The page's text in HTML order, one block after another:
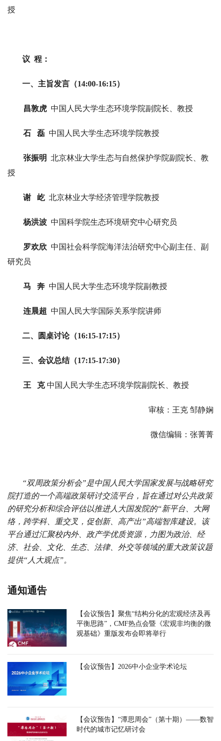
授
议 程：
一、主旨发言（14:00-16:15）
昌敦虎 中国人民大学生态环境学院副院长、教授
石 磊 中国人民大学生态环境学院教授
张振明 北京林业大学生态与自然保护学院副院长、教
授
谢 屹北京林业大学经济管理学院教授
杨洪波 中国科学院生态环境研究中心研究员
罗欢欣 中国社会科学院海洋法治研究中心副主任、副
研究员
马 奔 中国人民大学生态环境学院副教授
连晨超 中国人民大学国际关系学院讲师
二、圆桌讨论（16:15-17:15）
三、会议总结（17:15-17:30）
王 克中国人民大学生态环境学院副院长、教授
审核：王克 邹静娴
微信编辑：张菁菁
“双周政策分析会”是中国人民大学国家发展与战略研究
院打造的一个高端政策研讨交流平台，旨在通过对公共政策
的研究分析和综合评估以推进人大国发院的“新平台、大网
络，跨学科、重交叉，促创新、高产出”高端智库建设。该
平台通过汇聚校内外、政产学优质资源，力图为政治、经
济、社会、文化、生态、法律、外交等领域的重大政策议题
提供“人大观点”。
通知通告
【会议预告】聚焦“结构分化的宏观经济及再
平衡思路”，CMF热点会暨《宏观非均衡的微
观基础》重版发布会即将举行
【会议预告】2026中小企业学术论坛
【会议预告】“潭思周会”（第十期）——数智
时代的城市记忆研讨会